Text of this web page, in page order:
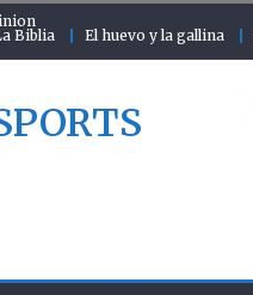
Biblia
El huevo y la gallina